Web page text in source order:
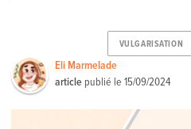
VULGARISATION
Eli Marmelade
article publié le15/09/2024